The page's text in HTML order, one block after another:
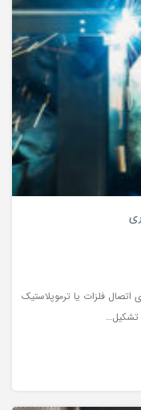
فلزات یا ترموپلاستیک
تشکیل…